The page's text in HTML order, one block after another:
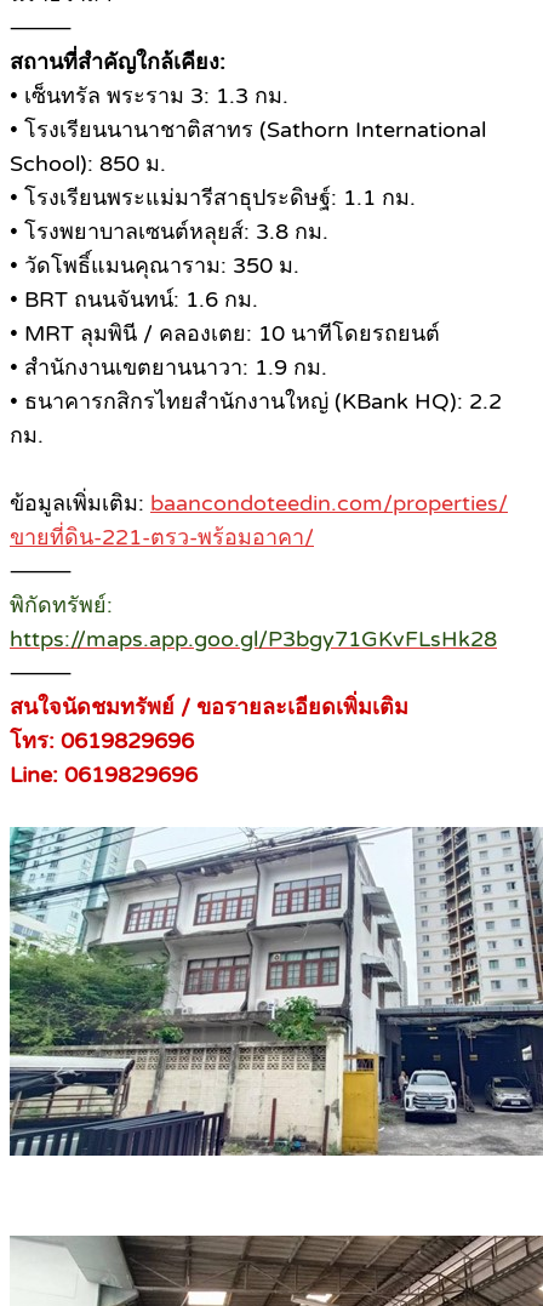
⸻
สถานที่สำคัญใกล้เคียง:
• เซ็นทรัล พระราม 3: 1.3 กม.
• โรงเรียนนานาชาติสาทร (Sathorn International
School): 850 ม.
• โรงเรียนพระแม่มารีสาธุประดิษฐ์: 1.1 กม.
• โรงพยาบาลเซนต์หลุยส์: 3.8 กม.
• วัดโพธิ์แมนคุณาราม: 350 ม.
• BRT ถนนจันทน์: 1.6 กม.
• MRT ลุมพินี / คลองเตย: 10 นาทีโดยรถยนต์
• สำนักงานเขตยานนาวา: 1.9 กม.
• ธนาคารกสิกรไทยสำนักงานใหญ่ (KBank HQ): 2.2
กม.
ข้อมูลเพิ่มเติม: baancondoteedin.com/properties/
ขายที่ดิน-221-ตรว-พร้อมอาคา/
⸻
พิกัดทรัพย์:
https://maps.app.goo.gl/P3bgy71GKvFLsHk28
⸻
สนใจนัดชมทรัพย์ / ขอรายละเอียดเพิ่มเติม
โทร: 0619829696
Line: 0619829696